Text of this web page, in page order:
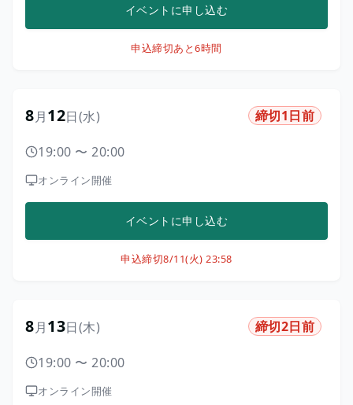
イベントに申し込む
申込締切あと6時間
8月12日(水) 締切1日前
19:00 〜 20:00
オンライン開催
イベントに申し込む
申込締切8/11(火) 23:58
8月13日(木) 締切2日前
19:00 〜 20:00
オンライン開催